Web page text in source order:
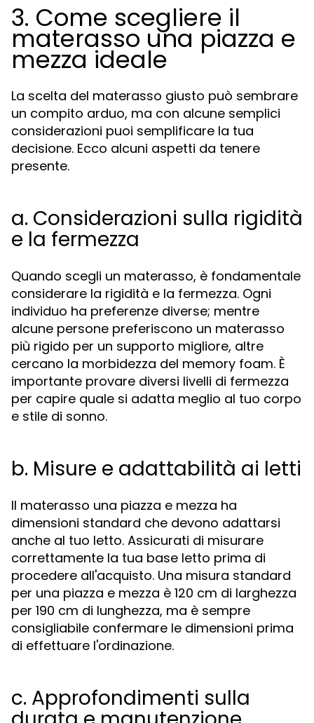
3. Come scegliere il
materasso una piazza e
mezza ideale
La scelta del materasso giusto può sembrare
un compito arduo, ma con alcune semplici
considerazioni puoi semplificare la tua
decisione. Ecco alcuni aspetti da tenere
presente.
a. Considerazioni sulla rigidità
e la fermezza
Quando scegli un materasso, è fondamentale
considerare la rigidità e la fermezza. Ogni
individuo ha preferenze diverse; mentre
alcune persone preferiscono un materasso
più rigido per un supporto migliore, altre
cercano la morbidezza del memory foam. È
importante provare diversi livelli di fermezza
per capire quale si adatta meglio al tuo corpo
e stile di sonno.
b. Misure e adattabilità ai letti
Il materasso una piazza e mezza ha
dimensioni standard che devono adattarsi
anche al tuo letto. Assicurati di misurare
correttamente la tua base letto prima di
procedere all'acquisto. Una misura standard
per una piazza e mezza è 120 cm di larghezza
per 190 cm di lunghezza, ma è sempre
consigliabile confermare le dimensioni prima
di effettuare l'ordinazione.
c. Approfondimenti sulla